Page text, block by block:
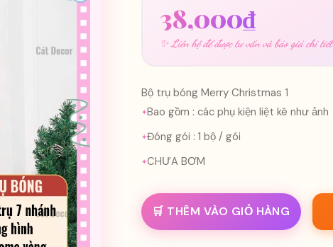
38,000₫
✨ Liên hệ để được tư vấn và báo giá chi tiết
Bộ trụ bóng Merry Christmas 1
Bao gồm : các phụ kiện liệt kê như ảnh
Đóng gói : 1 bộ / gói
CHƯA BƠM
🛒 THÊM VÀO GIỎ HÀNG